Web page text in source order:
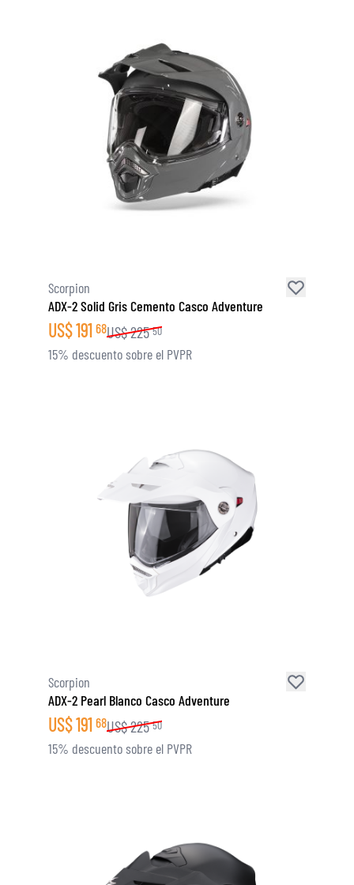
Scorpion
ADX-2 Solid Gris Cemento Casco Adventure
US$191 68US$225 50
15% descuento sobre el PVPR
Scorpion
ADX-2 Pearl Blanco Casco Adventure
US$191 68US$225 50
15% descuento sobre el PVPR